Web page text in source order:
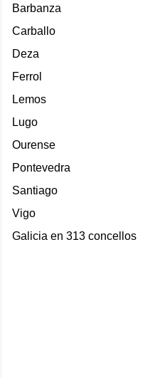
Barbanza
Carballo
Deza
Ferrol
Lemos
Lugo
Ourense
Pontevedra
Santiago
Vigo
Galicia en 313 concellos